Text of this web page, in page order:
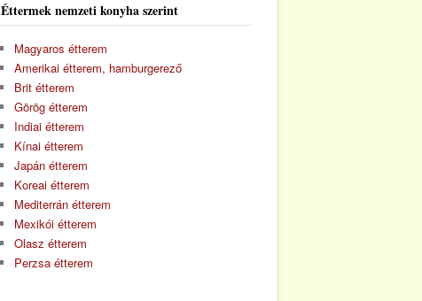
Éttermek nemzeti konyha szerint
Magyaros étterem
Amerikai étterem, hamburgerező
Brit étterem
Görög étterem
Indiai étterem
Kínai étterem
Japán étterem
Koreai étterem
Mediterrán étterem
Mexikói étterem
Olasz étterem
Perzsa étterem